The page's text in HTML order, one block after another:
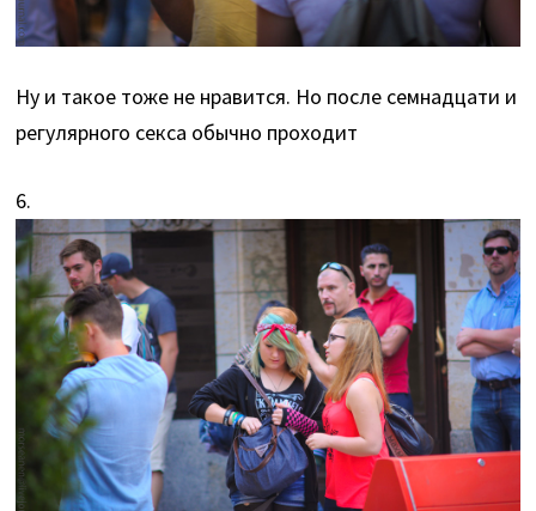
Ну и такое тоже не нравится. Но после семнадцати и
регулярного секса обычно проходит
6.